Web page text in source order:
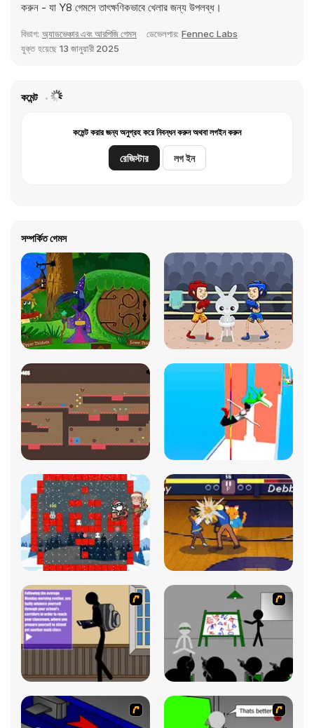
করুন - যা Y8 গেমসে তাৎক্ষণিকভাবে খেলার জন্য উপলব্ধ।
বিভাগ: অ্যাডভেঞ্চার এবং আরপিজি গেমস ডেভেলপার: Fennec Labs
যুক্ত হয়েছে 13 জানুয়ারী 2025
কমেন্ট
কমেন্ট করার জন্য অনুগ্রহ করে নিবন্ধন করুন অথবা লগইন করুন
রেজিস্টার লগ ইন
সম্পর্কিত গেমস